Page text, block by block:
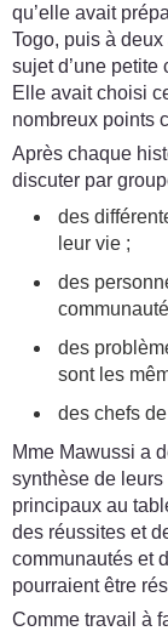
qu’elle avait
Togo, puis à
sujet d’une petite
Elle avait choisi
nombreux points
Après chaque
discuter par
des
leur vie ;
des
des
sont les
des chefs
Mme Mawussi a
synthèse de
principaux au
des réussites et
communautés et
pourraient être
Comme travail à